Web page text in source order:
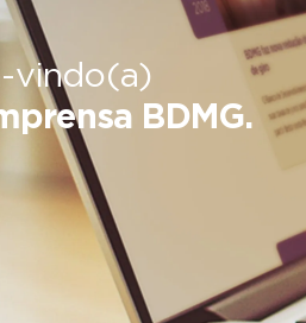
vindo(a)
BDMG.